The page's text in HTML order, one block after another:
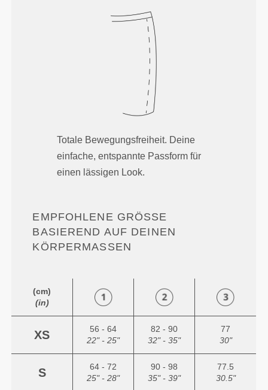
Totale Bewegungsfreiheit. Deine
einfache, entspannte Passform für
einen lässigen Look.
EMPFOHLENE GRÖSSE B
ASIEREND AUF DEINEN K
ÖRPERMASSEN
(cm)
(in)
XS
56 - 64
22" - 25"
82 - 90
32" - 35"
77
30"
S
64 - 72
25" - 28"
90 - 98
35" - 39"
77.5
30.5"